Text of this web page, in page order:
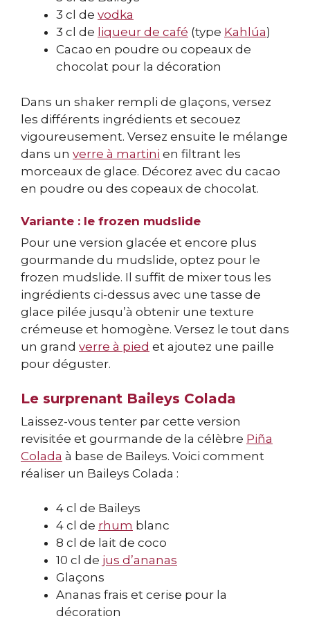
3 cl de vodka
3 cl de liqueur de café (type Kahlúa)
Cacao en poudre ou copeaux de
chocolat pour la décoration
Dans un shaker rempli de glaçons, versez
les différents ingrédients et secouez
vigoureusement. Versez ensuite le mélange
dans un verre à martini en filtrant les
morceaux de glace. Décorez avec du cacao
en poudre ou des copeaux de chocolat.
Variante : le frozen mudslide
Pour une version glacée et encore plus
gourmande du mudslide, optez pour le
frozen mudslide. Il suffit de mixer tous les
ingrédients ci-dessus avec une tasse de
glace pilée jusqu’à obtenir une texture
crémeuse et homogène. Versez le tout dans
un grand verre à pied et ajoutez une paille
pour déguster.
Le surprenant Baileys Colada
Laissez-vous tenter par cette version
revisitée et gourmande de la célèbre Piña
Colada à base de Baileys. Voici comment
réaliser un Baileys Colada :
4 cl de Baileys
4 cl de rhum blanc
8 cl de lait de coco
10 cl de jus d’ananas
Glaçons
Ananas frais et cerise pour la
décoration